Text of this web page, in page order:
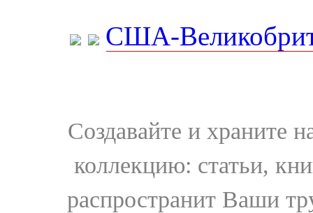
США-
Создавайте и храните
коллекцию: статьи,
распространит Ваши